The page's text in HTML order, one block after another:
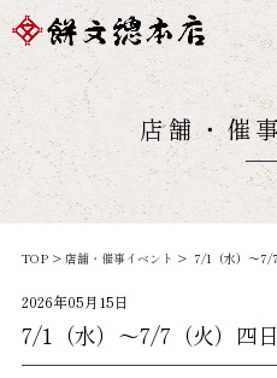
店舗・催
TOP > 店舗・催事イベント > 7/1（水）～7/
2026年05月15日
7/1（水）～7/7（火）四